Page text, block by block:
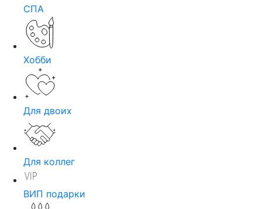
СПА
Хобби
Для двоих
Для коллег
ВИП подарки